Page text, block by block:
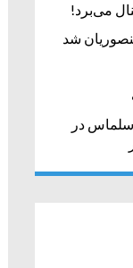
می‌برد!
شد
سلماس در